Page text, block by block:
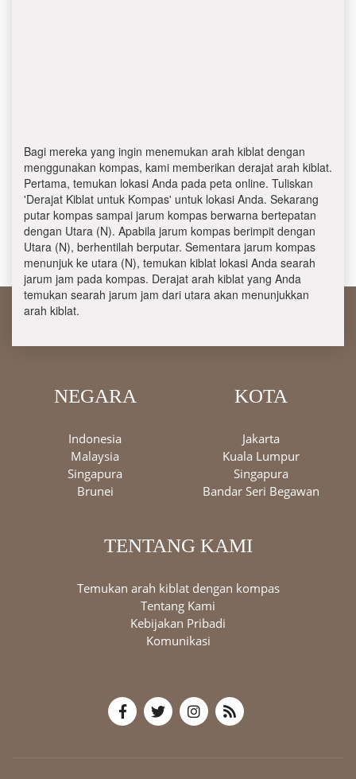
Bagi mereka yang ingin menemukan arah kiblat dengan
menggunakan kompas, kami memberikan derajat arah kiblat.
Pertama, temukan lokasi Anda pada peta online. Tuliskan
'Derajat Kiblat untuk Kompas' untuk lokasi Anda. Sekarang
putar kompas sampai jarum kompas berwarna bertepatan
dengan Utara (N). Apabila jarum kompas berimpit dengan
Utara (N), berhentilah berputar. Sementara jarum kompas
menunjuk ke utara (N), temukan kiblat lokasi Anda searah
jarum jam pada kompas. Derajat arah kiblat yang Anda
temukan searah jarum jam dari utara akan menunjukkan
arah kiblat.
NEGARA
Indonesia
Malaysia
Singapura
Brunei
KOTA
Jakarta
Kuala Lumpur
Singapura
Bandar Seri Begawan
TENTANG KAMI
Temukan arah kiblat dengan kompas
Tentang Kami
Kebijakan Pribadi
Komunikasi